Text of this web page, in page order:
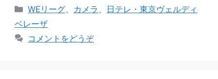
カ
リ
WEリーグ、 カメラ 、 日テレ・東京ヴェルディ
ベレーザ
コメントをどうぞ